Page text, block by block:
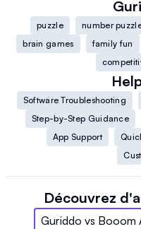
puzzle number
brain games
family fun
Software Troubleshooting
Step-by-Step Guidance
App Support
Découvrez
Guriddo vs Booom